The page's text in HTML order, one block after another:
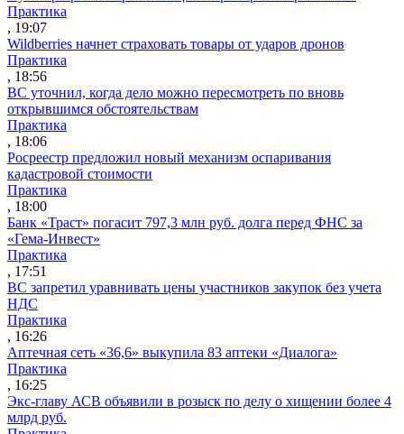
Практика
, 19:07
Wildberries начнет страховать товары от ударов дронов
Практика
, 18:56
ВС уточнил, когда дело можно пересмотреть по вновь
открывшимся обстоятельствам
Практика
, 18:06
Росреестр предложил новый механизм оспаривания
кадастровой стоимости
Практика
, 18:00
Банк «Траст» погасит 797,3 млн руб. долга перед ФНС за
«Гема-Инвест»
Практика
, 17:51
ВС запретил уравнивать цены участников закупок без учета
НДС
Практика
, 16:26
Аптечная сеть «36,6» выкупила 83 аптеки «Диалога»
Практика
, 16:25
Экс-главу АСВ объявили в розыск по делу о хищении более 4
млрд руб.